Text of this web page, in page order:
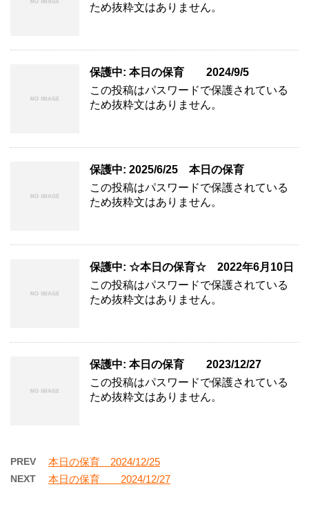
ため抜粋文はありません。
保護中: 本日の保育 2024/9/5
この投稿はパスワードで保護されている
ため抜粋文はありません。
保護中: 2025/6/25 本日の保育
この投稿はパスワードで保護されている
ため抜粋文はありません。
保護中: ☆本日の保育☆ 2022年6月10日
この投稿はパスワードで保護されている
ため抜粋文はありません。
保護中: 本日の保育 2023/12/27
この投稿はパスワードで保護されている
ため抜粋文はありません。
PREV 本日の保育 2024/12/25
NEXT 本日の保育 2024/12/27